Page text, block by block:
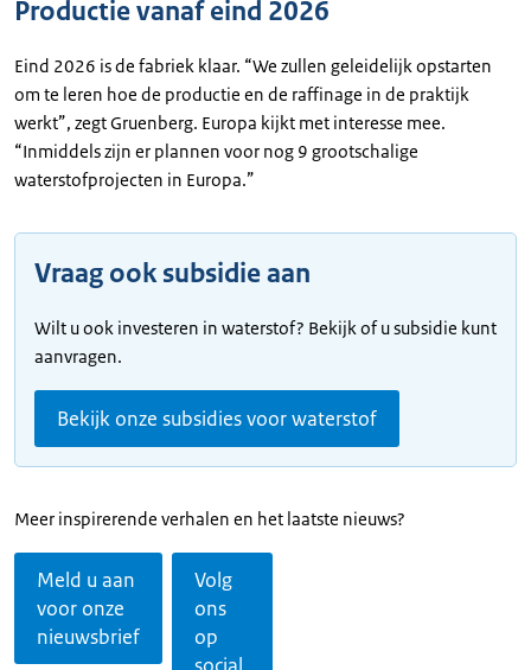
Productie vanaf eind 2026
Eind 2026 is de fabriek klaar. “We zullen geleidelijk opstarten
om te leren hoe de productie en de raffinage in de praktijk
werkt”, zegt Gruenberg. Europa kijkt met interesse mee.
“Inmiddels zijn er plannen voor nog 9 grootschalige
waterstofprojecten in Europa.”
Vraag ook subsidie aan
Wilt u ook investeren in waterstof? Bekijk of u subsidie kunt
aanvragen.
Bekijk onze subsidies voor waterstof
Meer inspirerende verhalen en het laatste nieuws?
Meld u aan
voor onze
nieuwsbrief
Volg
ons
op